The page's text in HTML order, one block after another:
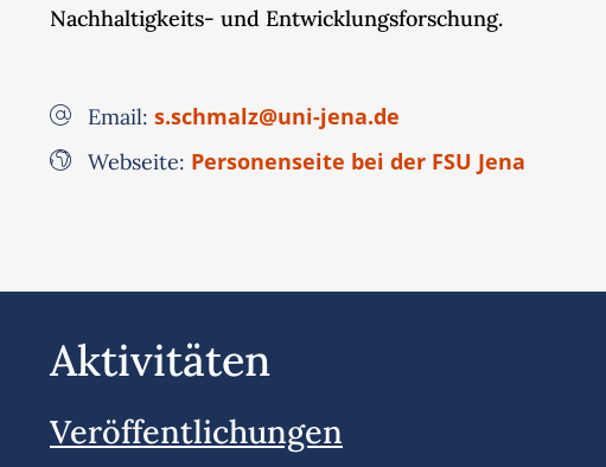
Nachhaltigkeits- und Entwicklungsforschung.
Email: s.schmalz@uni-jena.de
Webseite: Personenseite bei der FSU Jena
Aktivitäten
Veröffentlichungen